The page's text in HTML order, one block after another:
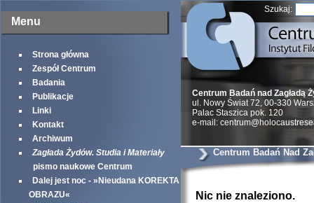
Menu
Strona główna
Zespół Centrum
Badania
Publikacje
Linki
Kontakt
Archiwum
Zagłada Żydów. Studia i Materiały
pismo naukowe Centrum
Dalej jest noc - »Nieudana KOREKTA
OBRAZU«
Szukaj:
Centrum Badań nad Zagładą
ul. Nowy Świat 72, 00-330
Palac Staszica pok. 120
e-mail:
Centrum Badań Nad
Nic nie znaleziono.